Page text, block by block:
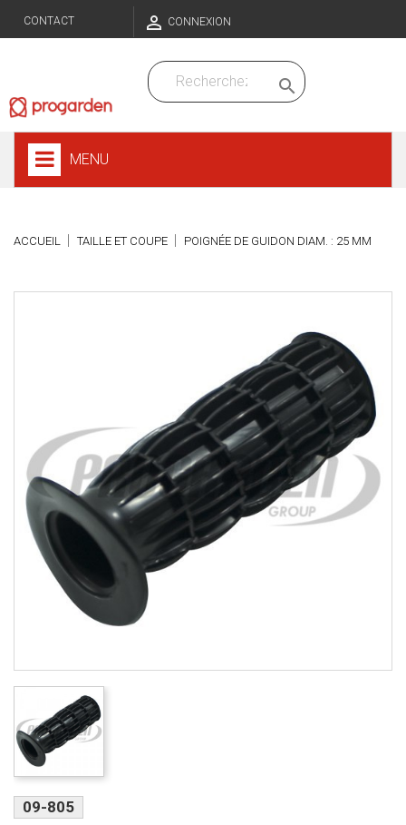
CONTACT  CONNEXION

MENU
ACCUEIL TAILLE ET COUPE POIGNÉE DE GUIDON DIAM. : 25 MM
09-805